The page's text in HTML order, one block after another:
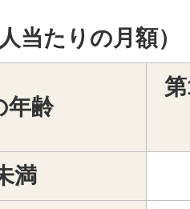
当たりの月額）
年齢
満